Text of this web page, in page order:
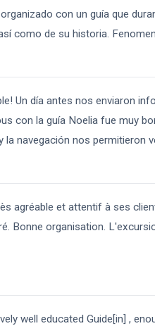
con un guía que
como de su historia.
Un día antes nos enviaron
con la guía Noelia fue muy
la navegación nos permitieron
agréable et attentif à ses
Bonne organisation.
well educated Guide[in] ,